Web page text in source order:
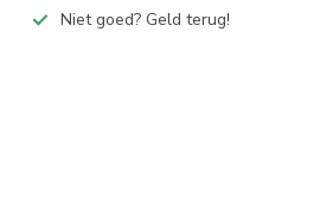
Niet goed? Geld terug!